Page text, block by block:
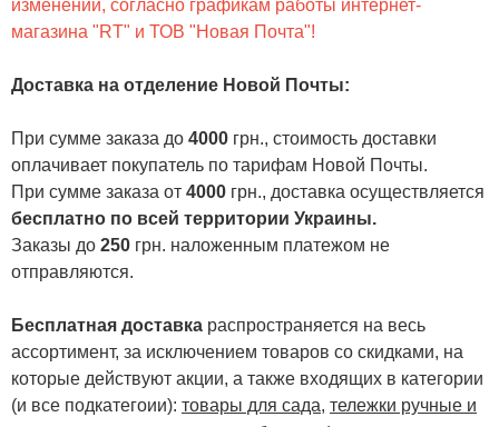
изменений, согласно графикам работы интернет-
магазина "RT" и ТОВ "Новая Почта"!
Доставка на отделение Новой Почты:
При сумме заказа до 4000 грн., стоимость доставки
оплачивает покупатель по тарифам Новой Почты.
При сумме заказа от 4000 грн., доставка осуществляется
бесплатно по всей территории Украины.
Заказы до 250 грн. наложенным платежом не
отправляются.
Бесплатная доставка распространяется на весь
ассортимент, за исключением товаров со скидками, на
которые действуют акции, а также входящих в категории
(и все подкатегоии): товары для сада, тележки ручные и